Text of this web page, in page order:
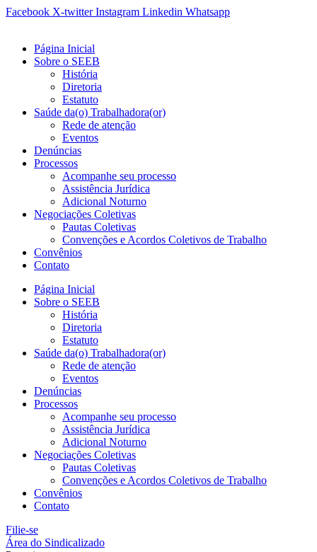
Ir
conteúdo
Facebook X-twitter Instagram Linkedin Whatsapp
Página Inicial
Sobre o SEEB
História
Diretoria
Estatuto
Saúde da(o) Trabalhadora(or)
Rede de atenção
Eventos
Denúncias
Processos
Acompanhe seu processo
Assistência Jurídica
Adicional Noturno
Negociações Coletivas
Pautas Coletivas
Convenções e Acordos Coletivos de Trabalho
Convênios
Contato
Página Inicial
Sobre o SEEB
História
Diretoria
Estatuto
Saúde da(o) Trabalhadora(or)
Rede de atenção
Eventos
Denúncias
Processos
Acompanhe seu processo
Assistência Jurídica
Adicional Noturno
Negociações Coletivas
Pautas Coletivas
Convenções e Acordos Coletivos de Trabalho
Convênios
Contato
Filie-se
Área do Sindicalizado